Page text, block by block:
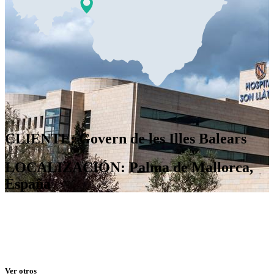
CLIENTE: Govern de les Illes Balears
LOCALIZACIÓN: Palma de Mallorca,
España
Ver otros